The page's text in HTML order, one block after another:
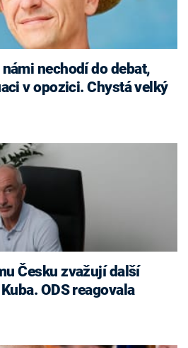
nechodí do debat,
v opozici. Chystá velký
ODS reagovala